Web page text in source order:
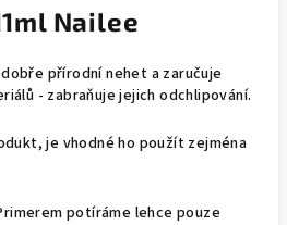
Nailee
přírodní nehet a zaručuje
- zabraňuje jejich odchlipování.
je vhodné ho použít zejména
potíráme lehce pouze